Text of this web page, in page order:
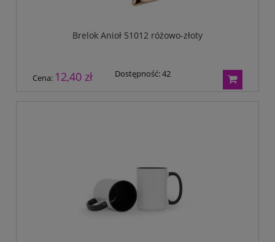
Brelok Anioł 51012 różowo-złoty
Cena: 12,40 zł Dostępność:42